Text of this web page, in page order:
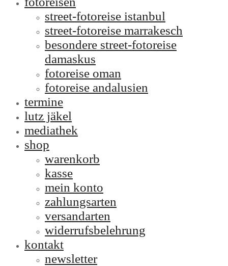
street-fotoreise istanbul
street-fotoreise marrakesch
besondere street-fotoreise
damaskus
fotoreise oman
fotoreise andalusien
termine
lutz jäkel
mediathek
shop
warenkorb
kasse
mein konto
zahlungsarten
versandarten
widerrufsbelehrung
kontakt
newsletter